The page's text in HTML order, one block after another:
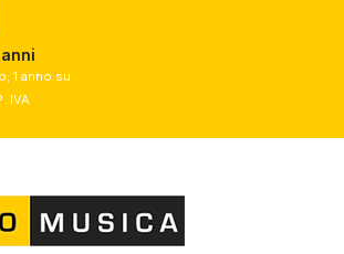
1 anno su
IVA​